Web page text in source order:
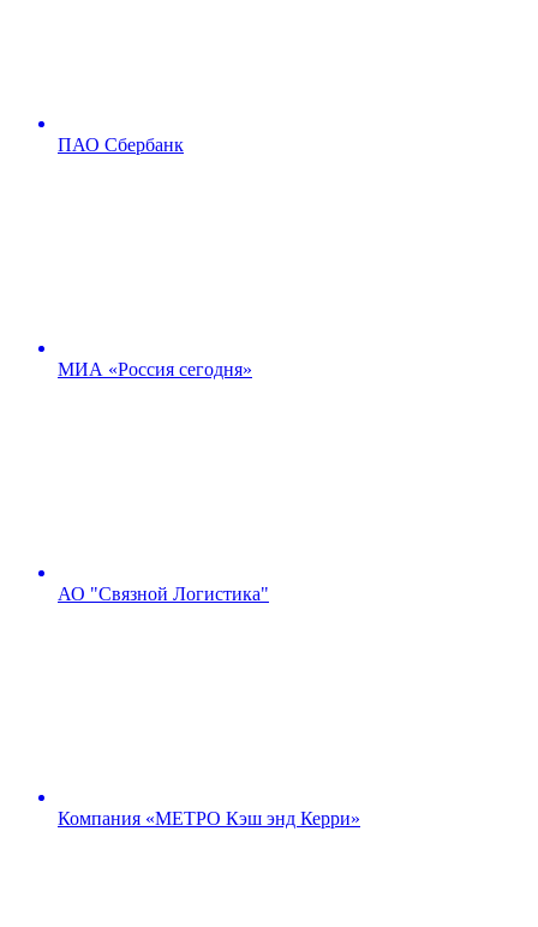
ПАО Сбербанк
МИА «Россия сегодня»
АО "Связной Логистика"
Компания «МЕТРО Кэш энд Керри»